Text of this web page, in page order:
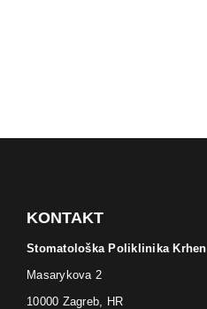
KONTAKT
Stomatološka Poliklinika Krhen
Masarykova 2
10000 Zagreb, HR